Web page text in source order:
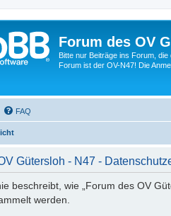
Forum des OV
Bitte nur Beiträge ins Forum,
Forum ist der OV-N47! Die
FAQ
Gütersloh - N47 -
beschreibt, wie „Forum des OV
werden.